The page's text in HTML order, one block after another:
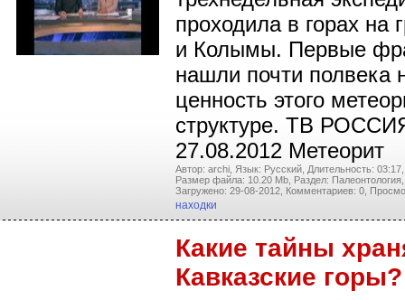
проходила в горах на
и Колымы. Первые
нашли почти полвека
ценность этого
структуре. ТВ
27.08.2012 Метеорит
Автор: archi, Язык: Русский, Длительность: 03:17,
Размер файла: 10.20 Mb, Раздел: Палеонтология,
Загружено: 29-08-2012, Комментариев: 0,
находки
Какие тайны
Кавказские горы?